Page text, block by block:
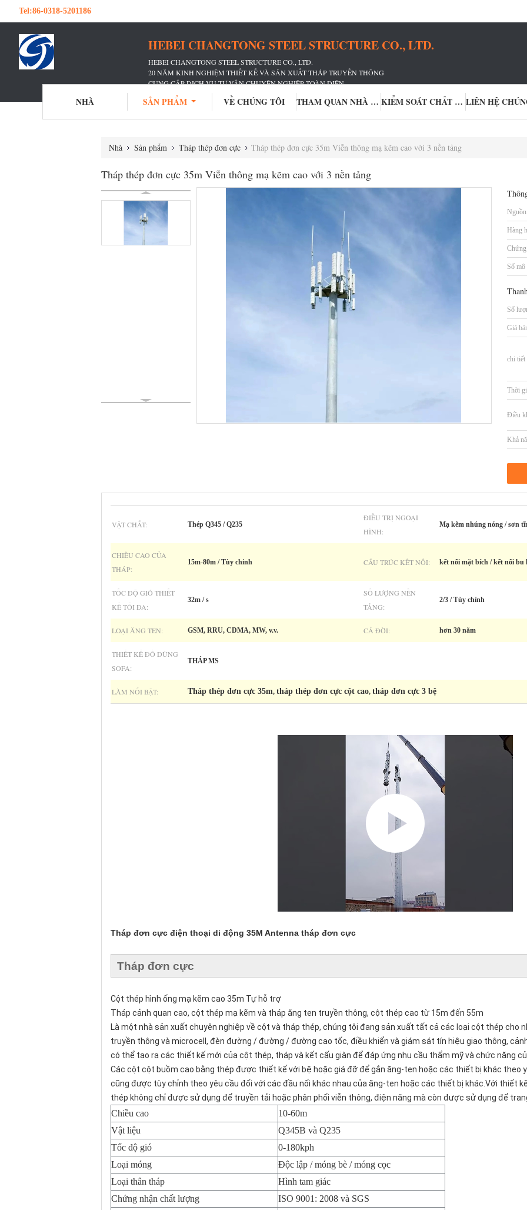
Tel:86-0318-5201186
HEBEI CHANGTONG STEEL STRUCTURE CO., LTD.
HEBEI CHANGTONG STEEL STRUCTURE CO., LTD.
20 NĂM KINH NGHIỆM THIẾT KẾ VÀ SẢN XUẤT THÁP TRUYỀN THÔNG
CUNG CẤP DỊCH VỤ TƯ VẤN CHUYÊN NGHIỆP TOÀN DIỆN
ĐÃ PHỤC VỤ VÔ SỐ HÃNG TRUYỀN THÔNG
NHÀ SẢN PHẨM VỀ CHÚNG TÔI THAM QUAN NHÀ MÁY KIỂM SOÁT CHẤT LƯỢNG LIÊN HỆ
Nhà Sản phẩm Tháp thép đơn cực Tháp thép đơn cực 35m Viễn thông mạ kẽm cao với 3 nền tảng
Tháp thép đơn cực 35m Viễn thông mạ kẽm cao với 3 nền tảng
Hàng
Số
Số
Giá
chi tiết
Thời
Điều
Khả
VẬT CHẤT: Thép Q345 / Q235
ĐIỀU TRỊ NGOẠI
HÌNH:
Mạ kẽm nhúng nóng / sơn
CHIỀU CAO CỦA
THÁP:
15m-80m / Tùy chỉnh CẤU TRÚC KẾT NỐI: kết nối mặt bích / kết nối bu
TỐC ĐỘ GIÓ THIẾT
KẾ TỐI ĐA:
32m / s
SỐ LƯỢNG NỀN
TẢNG:
2/3 / Tùy chỉnh
LOẠI ĂNG TEN: GSM, RRU, CDMA, MW, v.v. CẢ ĐỜI: hơn 30 năm
THIẾT KẾ ĐỒ DÙNG
SOFA:
THÁP MS
LÀM NỔI BẬT: Tháp thép đơn cực 35m, tháp thép đơn cực cột cao, tháp đơn cực 3 bệ
Tháp đơn cực điện thoại di động 35M Antenna tháp đơn cực
Tháp đơn cực
Cột thép hình ống mạ kẽm cao 35m Tự hỗ trợ
Tháp cảnh quan cao, cột thép mạ kẽm và tháp ăng ten truyền thông, cột thép cao từ 15m đến 55m
Là một nhà sản xuất chuyên nghiệp về cột và tháp thép, chúng tôi đang sản xuất tất cả các loại cột thép cho
truyền thông và microcell, đèn đường / đường / đường cao tốc, điều khiển và giám sát tín hiệu giao thông,
có thể tạo ra các thiết kế mới của cột thép, tháp và kết cấu giàn để đáp ứng nhu cầu thẩm mỹ và chức năng
Các cột cột buồm cao bằng thép được thiết kế với bệ hoặc giá đỡ để gắn ăng-ten hoặc các thiết bị khác theo
cũng được tùy chỉnh theo yêu cầu đối với các đầu nối khác nhau của ăng-ten hoặc các thiết bị khác.Với thiết
thép không chỉ được sử dụng để truyền tải hoặc phân phối viễn thông, điện năng mà còn được sử dụng để
Chiều cao
10-60m
Vật liệu
Q345B và Q235
Tốc độ gió
0-180kph
Loại móng
Độc lập / móng bè / móng cọc
Loại thân tháp
Hình tam giác
Chứng nhận chất lượng
ISO 9001: 2008 và SGS